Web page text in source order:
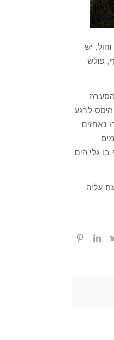
יש
פולש
הסערה
לרגע
נאחזים
גלי הים
עליה